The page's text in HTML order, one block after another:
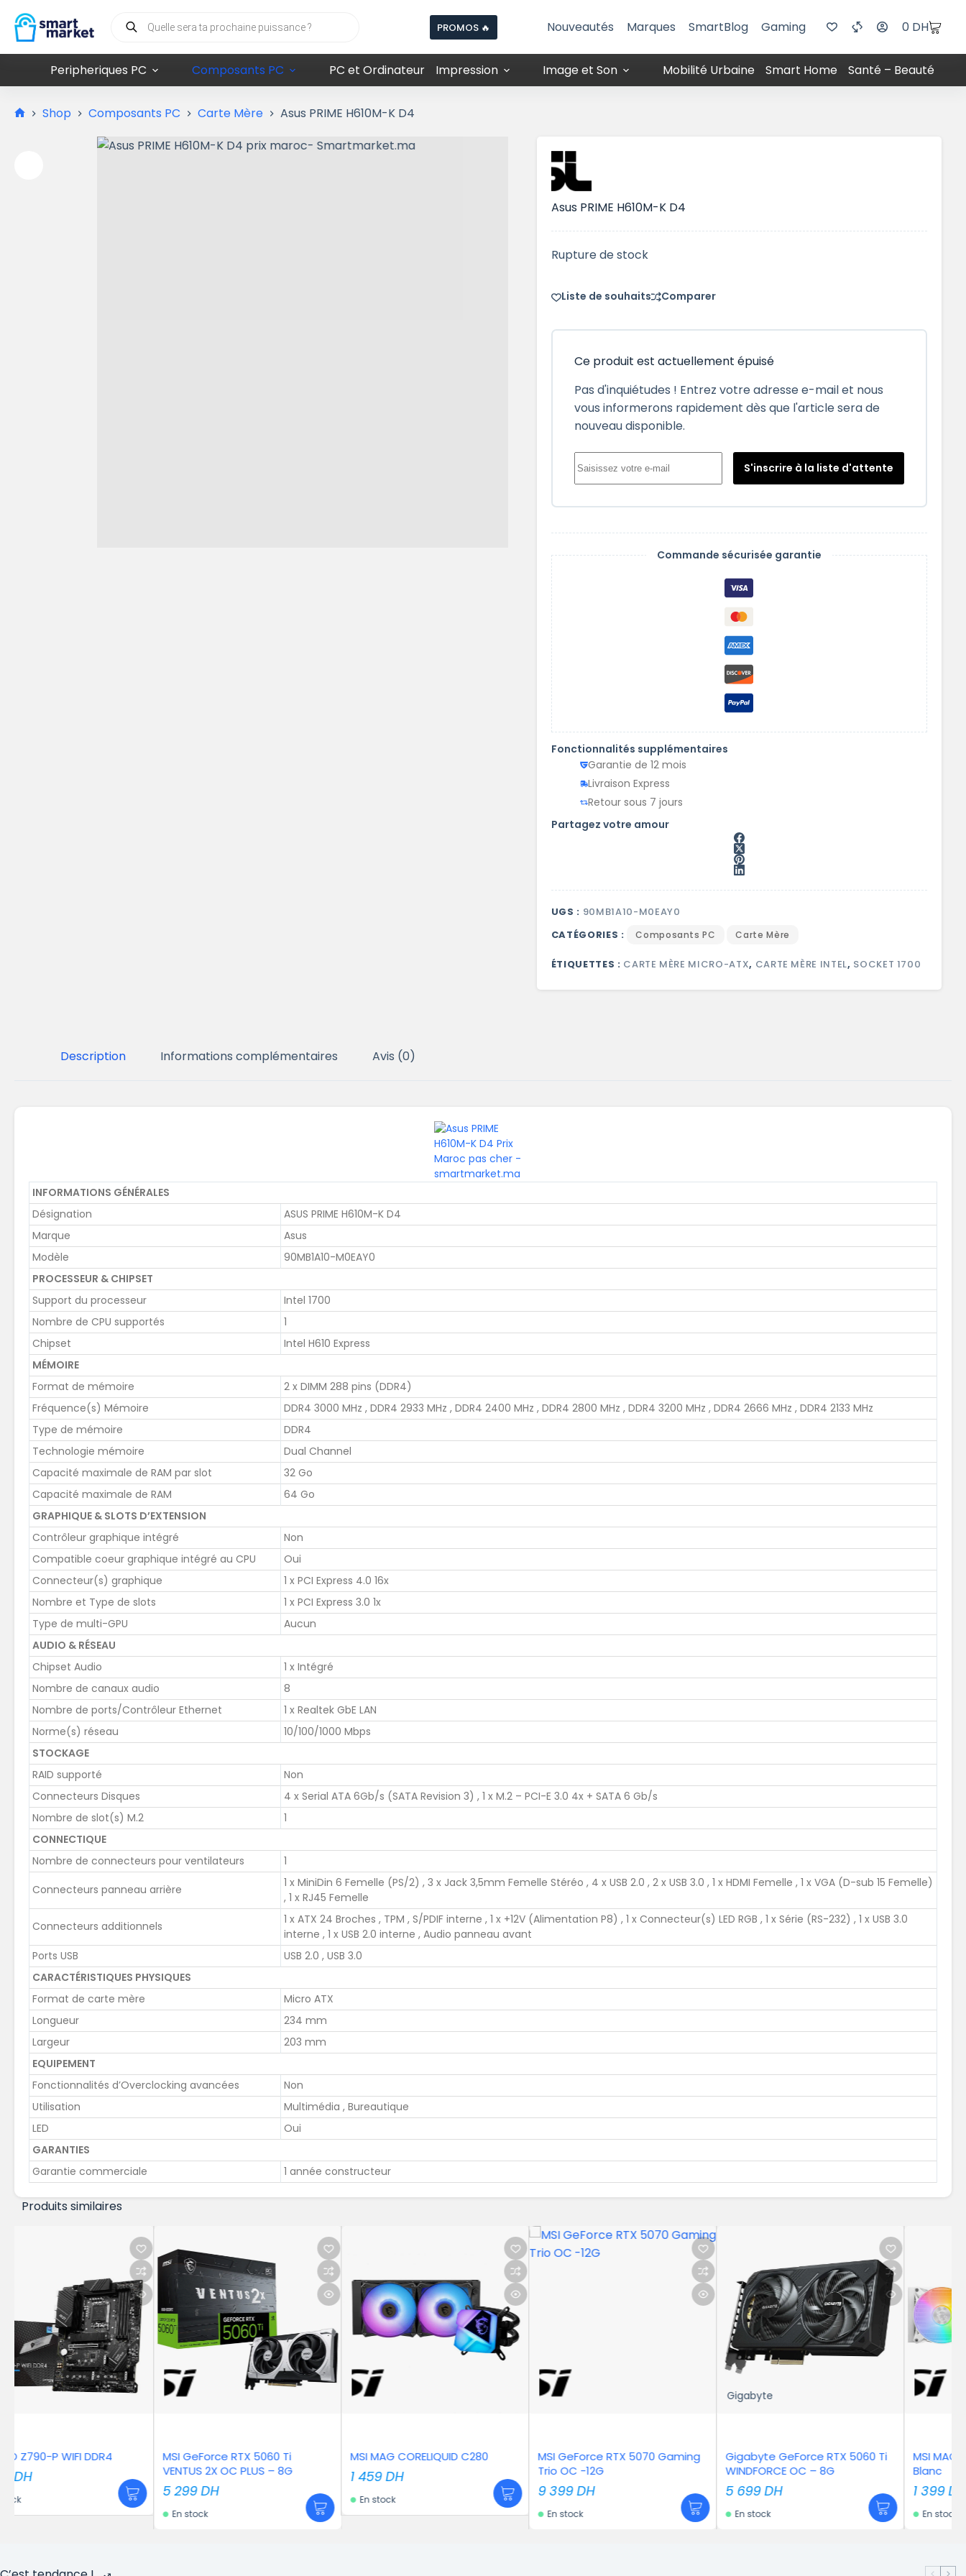
PROMOS 🔥 Nouveautés Marques SmartBlog Gaming 0 DH
Peripheriques PC Composants PC PC et Ordinateur Impression Image et Son Mobilité Urbaine Smart Home Santé – Beauté
Shop Composants PC Carte Mère Asus PRIME H610M-K D4
Asus PRIME H610M-K D4
Rupture de stock
Liste de souhaits Comparer
Ce produit est actuellement épuisé
Pas d'inquiétudes ! Entrez votre adresse e-mail et nous
vous informerons rapidement dès que l'article sera de
nouveau disponible.
S'inscrire à la liste d'attente
Commande sécurisée garantie
Fonctionnalités supplémentaires
Garantie de 12 mois
Livraison Express
Retour sous 7 jours
Partagez votre amour
UGS : 90MB1A10-M0EAY0
CATÉGORIES :
Composants PC Carte Mère
ÉTIQUETTES : CARTE MÈRE MICRO-ATX, CARTE MÈRE INTEL, SOCKET 1700
Description Informations complémentaires Avis (0)
INFORMATIONS GÉNÉRALES
Désignation
ASUS PRIME H610M-K D4
Marque
Asus
Modèle
90MB1A10-M0EAY0
PROCESSEUR & CHIPSET
Support du processeur
Intel 1700
Nombre de CPU supportés
1
Chipset
Intel H610 Express
MÉMOIRE
Format de mémoire
2 x DIMM 288 pins (DDR4)
Fréquence(s) Mémoire
DDR4 3000 MHz , DDR4 2933 MHz , DDR4 2400 MHz , DDR4 2800 MHz , DDR4 3200 MHz , DDR4 2666 MHz , DDR4 2133 MHz
Type de mémoire
DDR4
Technologie mémoire
Dual Channel
Capacité maximale de RAM par slot
32 Go
Capacité maximale de RAM
64 Go
GRAPHIQUE & SLOTS D’EXTENSION
Contrôleur graphique intégré
Non
Compatible coeur graphique intégré au CPU
Oui
Connecteur(s) graphique
1 x PCI Express 4.0 16x
Nombre et Type de slots
1 x PCI Express 3.0 1x
Type de multi-GPU
Aucun
AUDIO & RÉSEAU
Chipset Audio
1 x Intégré
Nombre de canaux audio
8
Nombre de ports/Contrôleur Ethernet
1 x Realtek GbE LAN
Norme(s) réseau
10/100/1000 Mbps
STOCKAGE
RAID supporté
Non
Connecteurs Disques
4 x Serial ATA 6Gb/s (SATA Revision 3) , 1 x M.2 – PCI-E 3.0 4x + SATA 6 Gb/s
Nombre de slot(s) M.2
1
CONNECTIQUE
Nombre de connecteurs pour ventilateurs
1
Connecteurs panneau arrière
1 x MiniDin 6 Femelle (PS/2) , 3 x Jack 3,5mm Femelle Stéréo , 4 x USB 2.0 , 2 x USB 3.0 , 1 x HDMI Femelle , 1 x VGA (D-sub 15 Femelle)
, 1 x RJ45 Femelle
Connecteurs additionnels
1 x ATX 24 Broches , TPM , S/PDIF interne , 1 x +12V (Alimentation P8) , 1 x Connecteur(s) LED RGB , 1 x Série (RS-232) , 1 x USB 3.0
interne , 1 x USB 2.0 interne , Audio panneau avant
Ports USB
USB 2.0 , USB 3.0
CARACTÉRISTIQUES PHYSIQUES
Format de carte mère
Micro ATX
Longueur
234 mm
Largeur
203 mm
EQUIPEMENT
Fonctionnalités d’Overclocking avancées
Non
Utilisation
Multimédia , Bureautique
LED
Oui
GARANTIES
Garantie commerciale
1 année constructeur
Produits similaires
MSI GeForce RTX 5060 Ti
VENTUS 2X OC PLUS – 8G
En stock
MSI MAG CORELIQUID C280
1 459DH
MSI GeForce RTX 5070 Gaming
En stock
Gigabyte GeForce RTX 5060 Ti
WINDFORCE OC – 8G
MSI MAG Coreliquid E240 –
Blanc